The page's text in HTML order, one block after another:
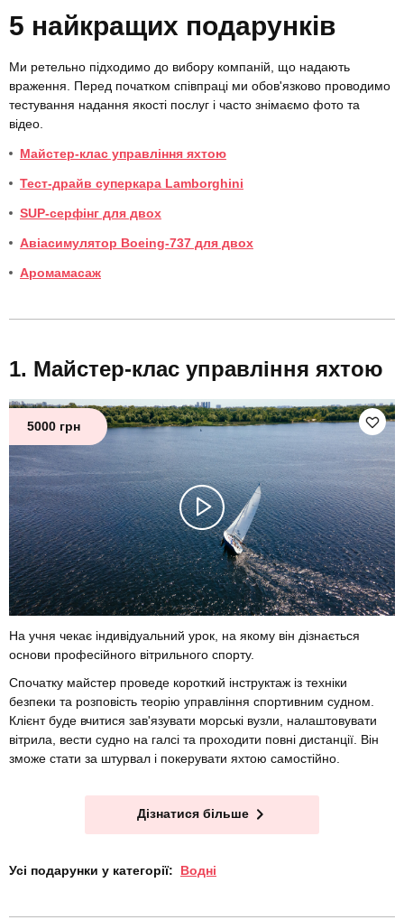
5 найкращих подарунків
Ми ретельно підходимо до вибору компаній, що надають
враження. Перед початком співпраці ми обов'язково проводимо
тестування надання якості послуг і часто знімаємо фото та
відео.
Майстер-клас управління яхтою
Тест-драйв суперкара Lamborghini
SUP-серфінг для двох
Авіасимулятор Boeing-737 для двох
Аромамасаж
Майстер-клас управління яхтою
5000 грн
На учня чекає індивідуальний урок, на якому він дізнається
основи професійного вітрильного спорту.
Спочатку майстер проведе короткий інструктаж із техніки
безпеки та розповість теорію управління спортивним судном.
Клієнт буде вчитися зав'язувати морські вузли, налаштовувати
вітрила, вести судно на галсі та проходити повні дистанції. Він
зможе стати за штурвал і покерувати яхтою самостійно.
Дізнатися більше
Усі подарунки у категорії: Водні